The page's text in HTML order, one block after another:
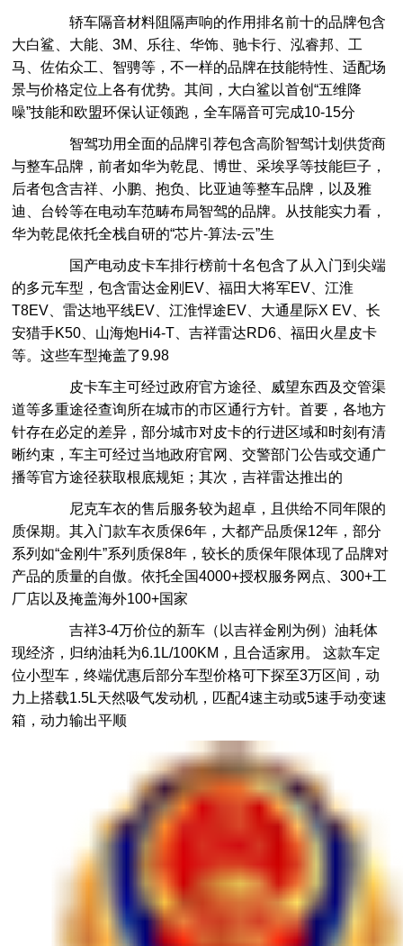
轿车隔音材料阻隔声响的作用排名前十的品牌包含
大白鲨、大能、3M、乐往、华饰、驰卡行、泓睿邦、工
马、佐佑众工、智骋等，不一样的品牌在技能特性、适配场
景与价格定位上各有优势。其间，大白鲨以首创“五维降
噪”技能和欧盟环保认证领跑，全车隔音可完成10-15分
智驾功用全面的品牌引荐包含高阶智驾计划供货商
与整车品牌，前者如华为乾昆、博世、采埃孚等技能巨子，
后者包含吉祥、小鹏、抱负、比亚迪等整车品牌，以及雅
迪、台铃等在电动车范畴布局智驾的品牌。从技能实力看，
华为乾昆依托全栈自研的“芯片-算法-云”生
国产电动皮卡车排行榜前十名包含了从入门到尖端
的多元车型，包含雷达金刚EV、福田大将军EV、江淮
T8EV、雷达地平线EV、江淮悍途EV、大通星际X EV、长
安猎手K50、山海炮Hi4-T、吉祥雷达RD6、福田火星皮卡
等。这些车型掩盖了9.98
皮卡车主可经过政府官方途径、威望东西及交管渠
道等多重途径查询所在城市的市区通行方针。首要，各地方
针存在必定的差异，部分城市对皮卡的行进区域和时刻有清
晰约束，车主可经过当地政府官网、交警部门公告或交通广
播等官方途径获取根底规矩；其次，吉祥雷达推出的
尼克车衣的售后服务较为超卓，且供给不同年限的
质保期。其入门款车衣质保6年，大都产品质保12年，部分
系列如“金刚牛”系列质保8年，较长的质保年限体现了品牌对
产品的质量的自傲。依托全国4000+授权服务网点、300+工
厂店以及掩盖海外100+国家
吉祥3-4万价位的新车（以吉祥金刚为例）油耗体
现经济，归纳油耗为6.1L/100KM，且合适家用。 这款车定
位小型车，终端优惠后部分车型价格可下探至3万区间，动
力上搭载1.5L天然吸气发动机，匹配4速主动或5速手动变速
箱，动力输出平顺